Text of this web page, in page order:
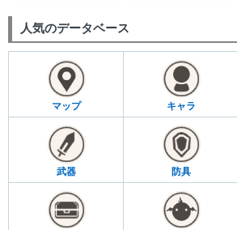
人気のデータベース
マップ キャラ
武器 防具